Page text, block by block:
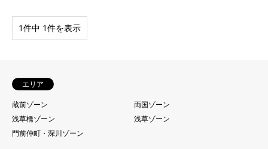
1件中 1件を表示
エリア
蔵前ゾーン
両国ゾーン
浅草橋ゾーン
浅草ゾーン
門前仲町・深川ゾーン